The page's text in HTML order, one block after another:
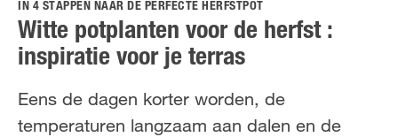
Onderneming
FR NL
IN 4 STAPPEN NAAR DE PERFECTE HERFSTPOT
Witte potplanten voor de herfst :
inspiratie voor je terras
Eens de dagen korter worden, de
temperaturen langzaam aan dalen en de